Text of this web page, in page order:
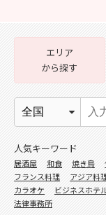
エリア
から探す
人気キーワード
居酒屋 和食 焼き鳥
フランス料理
アジア料
カラオケ
ビジネスホテ
法律事務所